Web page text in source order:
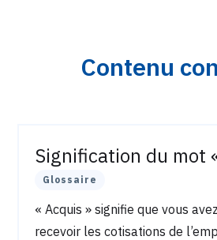
Contenu
Signification du mot
Glossaire
« Acquis » signifie que vous
recevoir les cotisations de